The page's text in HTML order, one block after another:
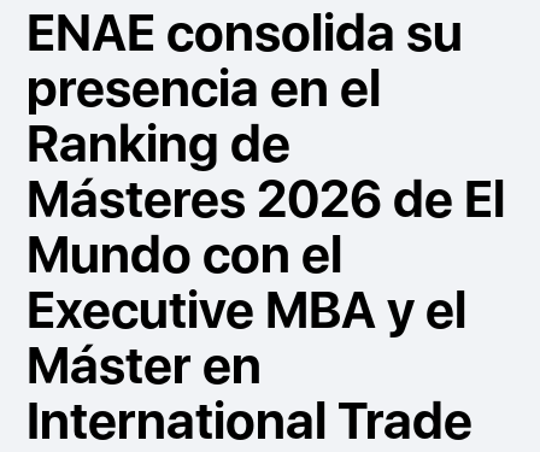
ENAE consolida su
presencia en el
Ranking de
Másteres 2026 de El
Mundo con el
Executive MBA y el
Máster en
International Trade